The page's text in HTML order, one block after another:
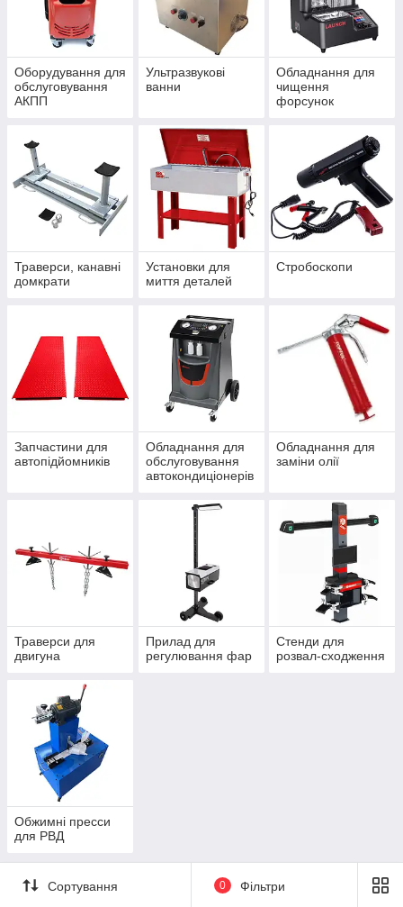
Оборудування для
обслуговування
АКПП
Ультразвукові
ванни
Обладнання для
чищення
форсунок
Траверси, канавні
домкрати
Установки для
миття деталей
Стробоскопи
Запчастини для
автопідйомників
Обладнання для
обслуговування
автокондиціонерів
Обладнання для
заміни олії
Траверси для
двигуна
Прилад для
регулювання фар
Стенди для
розвал-сходження
Обжимні пресси
для РВД
Сортування 0 Фільтри